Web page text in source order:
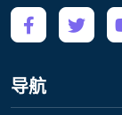
导航